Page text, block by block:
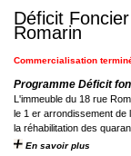
Déficit
Romarin
Commercialisation
Programme Déficit
L'immeuble du 18 rue
le 1 er arrondissement de
la réhabilitation des
En savoir plus